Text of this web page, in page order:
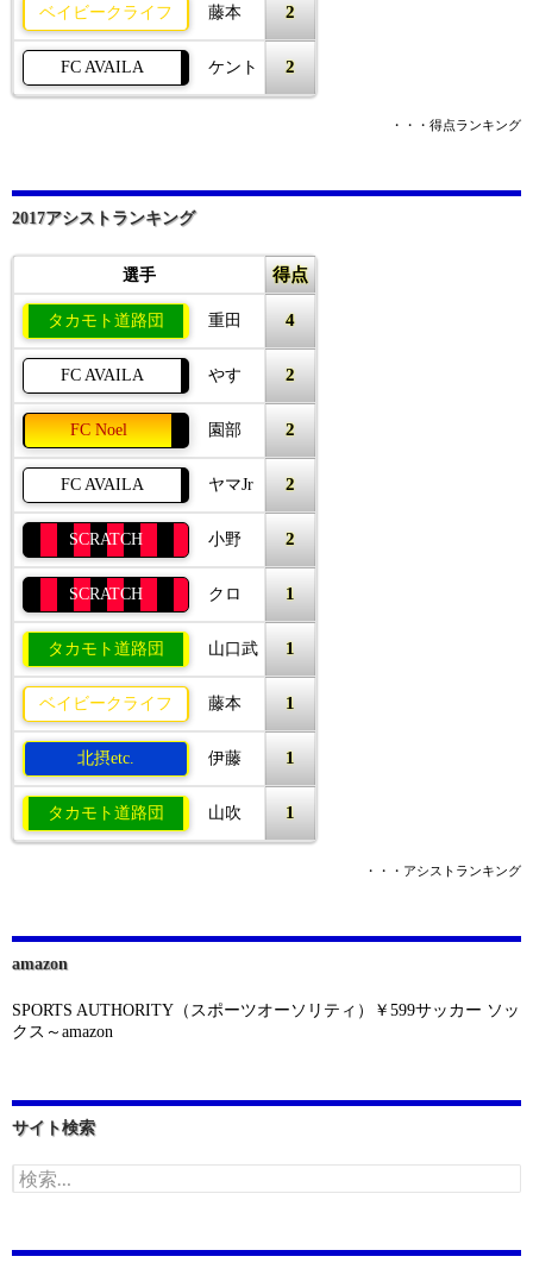
ベイビークライフ 藤本 2
FC AVAILA ケント 2
・・・得点ランキング
2017アシストランキング
選手 得点
タカモト道路団 重田 4
FC AVAILA やす 2
FC Noel 園部 2
FC AVAILA ヤマJr 2
SCRATCH 小野 2
SCRATCH クロ 1
タカモト道路団 山口武 1
ベイビークライフ 藤本 1
北摂etc. 伊藤 1
タカモト道路団 山吹 1
・・・アシストランキング
amazon
SPORTS AUTHORITY（スポーツオーソリティ）￥599サッカー ソッ
クス～amazon
サイト検索
検
索: